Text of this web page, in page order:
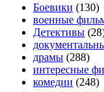
Боевики (130)
военные
Детективы
драмы (288)
интересные
комедии (248)